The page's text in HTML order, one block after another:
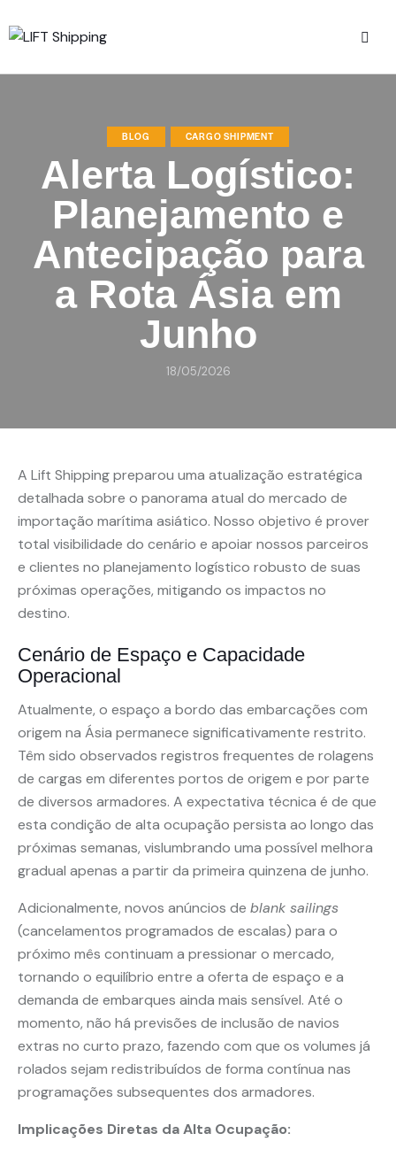
BLOG CARGO SHIPMENT
Alerta Logístico:
Planejamento e
Antecipação para
a Rota Ásia em
Junho
18/05/2026
A Lift Shipping preparou uma atualização estratégica
detalhada sobre o panorama atual do mercado de
importação marítima asiático. Nosso objetivo é prover
total visibilidade do cenário e apoiar nossos parceiros
e clientes no planejamento logístico robusto de suas
próximas operações, mitigando os impactos no
destino.
Cenário de Espaço e Capacidade
Operacional
Atualmente, o espaço a bordo das embarcações com
origem na Ásia permanece significativamente restrito.
Têm sido observados registros frequentes de rolagens
de cargas em diferentes portos de origem e por parte
de diversos armadores. A expectativa técnica é de que
esta condição de alta ocupação persista ao longo das
próximas semanas, vislumbrando uma possível melhora
gradual apenas a partir da primeira quinzena de junho.
Adicionalmente, novos anúncios de blank sailings
(cancelamentos programados de escalas) para o
próximo mês continuam a pressionar o mercado,
tornando o equilíbrio entre a oferta de espaço e a
demanda de embarques ainda mais sensível. Até o
momento, não há previsões de inclusão de navios
extras no curto prazo, fazendo com que os volumes já
rolados sejam redistribuídos de forma contínua nas
programações subsequentes dos armadores.
Implicações Diretas da Alta Ocupação: